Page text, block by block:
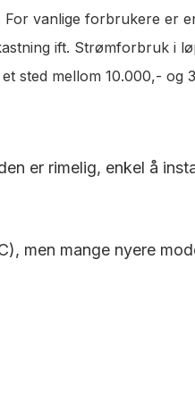
vanlige forbrukere er
ift. Strømforbruk i
sted mellom 10.000,- og
er rimelig, enkel å
men mange nyere